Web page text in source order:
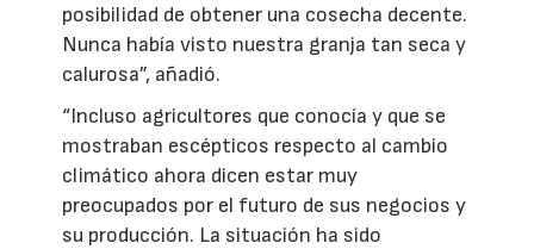
posibilidad de obtener una cosecha decente.
Nunca había visto nuestra granja tan seca y
calurosa”, añadió.
“Incluso agricultores que conocía y que se
mostraban escépticos respecto al cambio
climático ahora dicen estar muy
preocupados por el futuro de sus negocios y
su producción. La situación ha sido